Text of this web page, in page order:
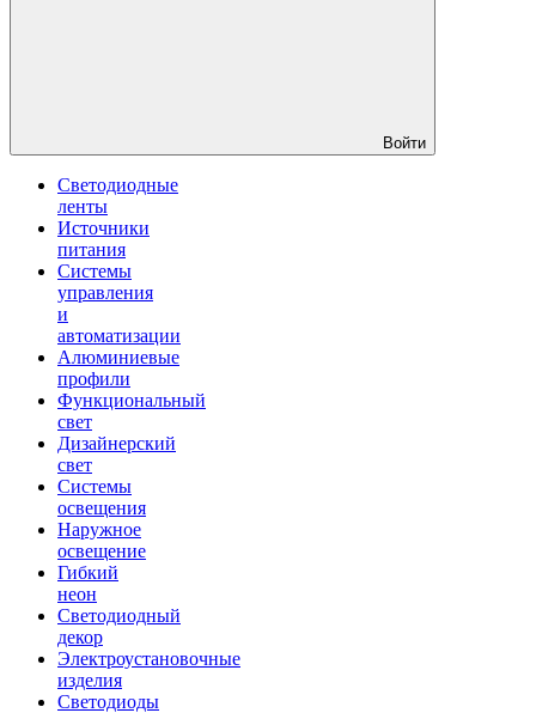
Войти
Светодиодные
ленты
Источники
питания
Системы
управления
и
автоматизации
Алюминиевые
профили
Функциональный
свет
Дизайнерский
свет
Системы
освещения
Наружное
освещение
Гибкий
неон
Светодиодный
декор
Электроустановочные
изделия
Светодиоды